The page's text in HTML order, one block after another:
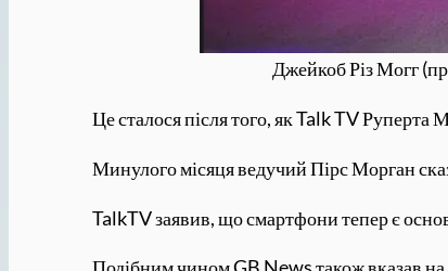
Джейкоб Різ Могг
Це сталося після того, як Talk TV
Минулого місяця ведучий Пірс Морган
TalkTV заявив, що смартфони тепер є